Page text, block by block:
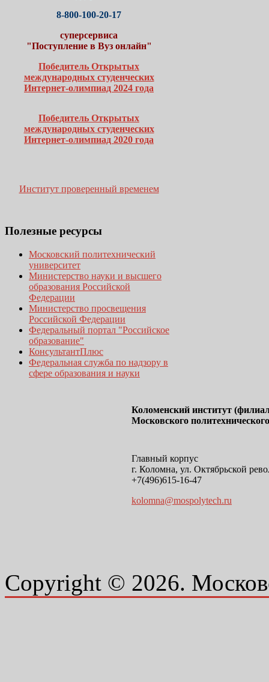
8-800-100-20-17
суперсервиса
"Поступление в Вуз онлайн"
Победитель Открытых
международных студенческих
Интернет-олимпиад 2024 года
Победитель Открытых
международных студенческих
Интернет-олимпиад 2020 года
Институт проверенный временем
Полезные ресурсы
Московский политехнический
университет
Министерство науки и высшего
образования Российской
Федерации
Министерство просвещения
Российской Федерации
Федеральный портал "Российское
образование"
КонсультантПлюс
Федеральная служба по надзору в
сфере образования и науки
Коломенский институт
Московского
Главный корпус
г. Коломна, ул. Октябрьской
+7(496)615-16-47
kolomna@mospolytech.ru
Copyright © 2026.